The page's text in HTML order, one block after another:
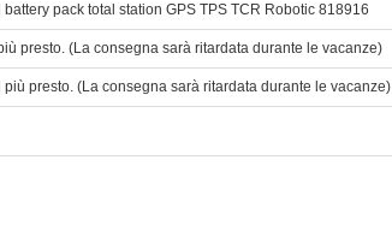
battery pack total station GPS TPS TCR Robotic 818916
presto. (La consegna sarà ritardata durante le vacanze)
presto. (La consegna sarà ritardata durante le vacanze)